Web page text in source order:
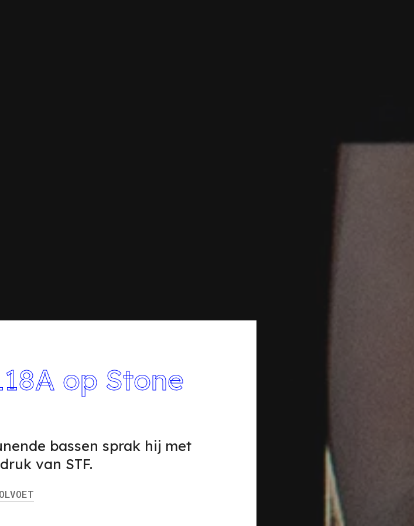
op Stone
bassen sprak hij met
van STF.